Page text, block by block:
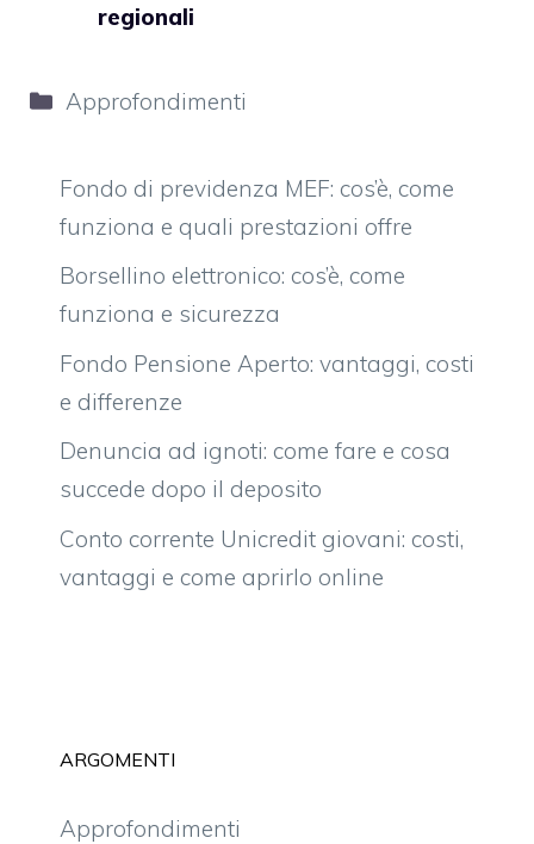
regionali
Categorie
Approfondimenti
Fondo di previdenza MEF: cos’è, come
funziona e quali prestazioni offre
Borsellino elettronico: cos’è, come
funziona e sicurezza
Fondo Pensione Aperto: vantaggi, costi
e differenze
Denuncia ad ignoti: come fare e cosa
succede dopo il deposito
Conto corrente Unicredit giovani: costi,
vantaggi e come aprirlo online
ARGOMENTI
Approfondimenti